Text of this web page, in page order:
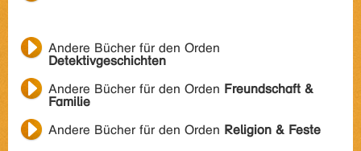
Andere Bücher für den Orden
Detektivgeschichten
Andere Bücher für den Orden Freundschaft &
Familie
Andere Bücher für den Orden Religion & Feste